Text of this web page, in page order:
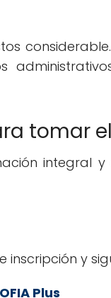
tomar
y
Plus